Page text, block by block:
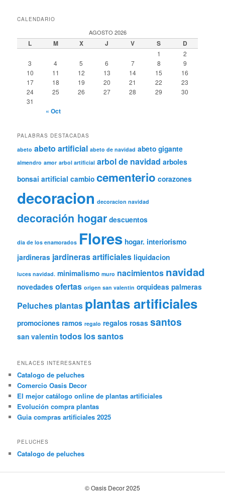
CALENDARIO
AGOSTO 2026
L M X J V S D
1
2
3
4 5 6 7 8
9
10
11 12 13 14 15
16
17
18 19 20 21 22
23
24
25 26 27 28 29
30
31
« Oct
PALABRAS DESTACADAS
abeto abeto artificial abeto de navidad abeto gigante
almendro amor arbol artificial arbol de navidad arboles
bonsai artificial cambio cementerio corazones
decoracion decoracion navidad
decoración hogar descuentos
dia de los enamorados Flores hogar. interiorismo
jardineras jardineras artificiales liquidacion
luces navidad. minimalismo muro nacimientos navidad
novedades ofertas origen san valentin orquideas palmeras
Peluches plantas plantas artificiales
promociones ramos regalo regalos rosas santos
san valentin todos los santos
ENLACES INTERESANTES
Catalogo de peluches
Comercio Oasis Decor
El mejor catálogo online de plantas artificiales
Evolución compra plantas
Guia compras artificiales 2025
PELUCHES
Catalogo de peluches
© Oasis Decor 2025